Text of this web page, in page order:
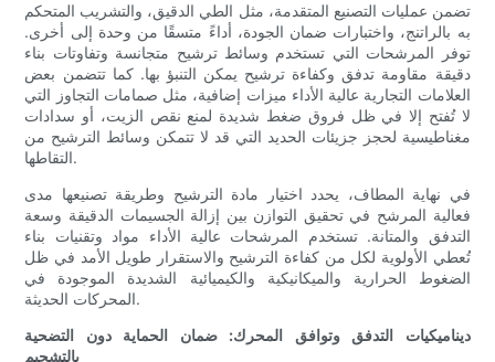
تضمن عمليات التصنيع المتقدمة، مثل الطي الدقيق، والتشريب المتحكم
به بالراتنج، واختبارات ضمان الجودة، أداءً متسقًا من وحدة إلى أخرى.
توفر المرشحات التي تستخدم وسائط ترشيح متجانسة وتفاوتات بناء
دقيقة مقاومة تدفق وكفاءة ترشيح يمكن التنبؤ بها. كما تتضمن بعض
العلامات التجارية عالية الأداء ميزات إضافية، مثل صمامات التجاوز التي
لا تُفتح إلا في ظل فروق ضغط شديدة لمنع نقص الزيت، أو سدادات
مغناطيسية لحجز جزيئات الحديد التي قد لا تتمكن وسائط الترشيح من
التقاطها.
في نهاية المطاف، يحدد اختيار مادة الترشيح وطريقة تصنيعها مدى
فعالية المرشح في تحقيق التوازن بين إزالة الجسيمات الدقيقة وسعة
التدفق والمتانة. تستخدم المرشحات عالية الأداء مواد وتقنيات بناء
تُعطي الأولوية لكل من كفاءة الترشيح والاستقرار طويل الأمد في ظل
الضغوط الحرارية والميكانيكية والكيميائية الشديدة الموجودة في
المحركات الحديثة.
ديناميكيات التدفق وتوافق المحرك: ضمان الحماية دون التضحية
بالتشحيم